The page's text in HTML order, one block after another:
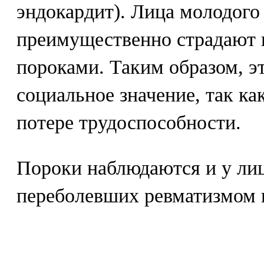
эндокардит). Лица молодого
преимущественно
пороками. Таким образом,
социальное значение, так
потере трудоспособности.
Пороки наблюдаются и у
переболевших ревматизмом